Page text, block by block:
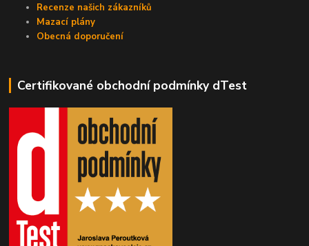
Recenze našich zákazníků
Mazací plány
Obecná doporučení
Certifikované obchodní podmínky dTest